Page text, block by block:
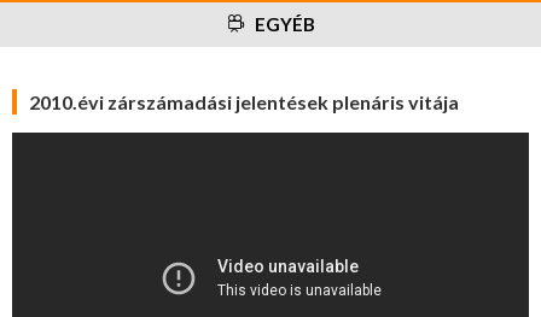
EGYÉB
2010.évi zárszámadási jelentések plenáris vitája